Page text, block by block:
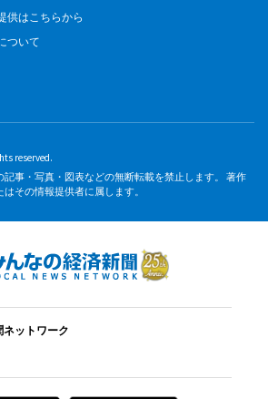
供はこちらから
ついて
reserved.
事・写真・図表などの無断転載を禁止します。 著作
その情報提供者に属します。
ットワーク